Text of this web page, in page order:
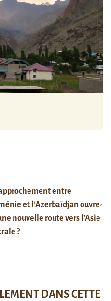
entre
et l’Azerbaïdjan ouvre-
nouvelle route vers l’Asie
?
DANS CETTE